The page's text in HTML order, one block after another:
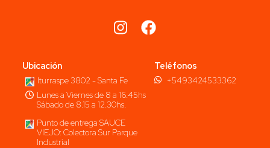
Ubicación
Iturraspe 3802 - Santa Fe
Lunes a Viernes de 8 a 16.45hs
Sábado de 8.15 a 12.30hs.
Punto de entrega SAUCE
VIEJO: Colectora Sur Parque
Industrial
Teléfonos
+5493424533362